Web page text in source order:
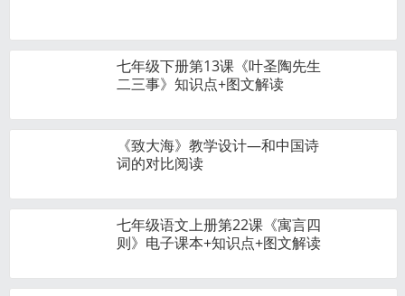
七年级下册第13课《叶圣陶先生
二三事》知识点+图文解读
《致大海》教学设计—和中国诗
词的对比阅读
七年级语文上册第22课《寓言四
则》电子课本+知识点+图文解读